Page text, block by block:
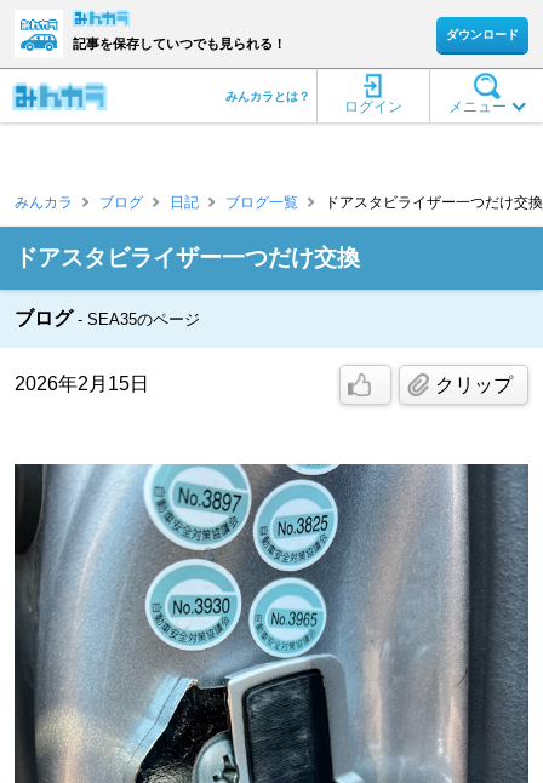
記事を保存していつでも見られる！
ダウンロード
メニュー
ログイン
みんカラとは？
みんカラ ブログ 日記 ブログ一覧 ドアスタビライザー一つだけ交
ドアスタビライザー一つだけ交換
ブログ SEA35のページ
2026年2月15日 クリップ